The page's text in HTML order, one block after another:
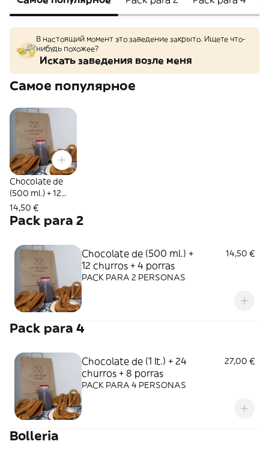
В настоящий момент это заведение закрыто. Ищете что-
нибудь похожее?
Искать заведения возле меня
Самое популярное
Chocolate de
(500 ml.) + 12
churros + 4
porras
14,50 €
Pack para 2
Chocolate de (500 ml.) +
12 churros + 4 porras
14,50 €
PACK PARA 2 PERSONAS
Pack para 4
Chocolate de (1 lt.) + 24
churros + 8 porras
27,00 €
PACK PARA 4 PERSONAS
Bolleria